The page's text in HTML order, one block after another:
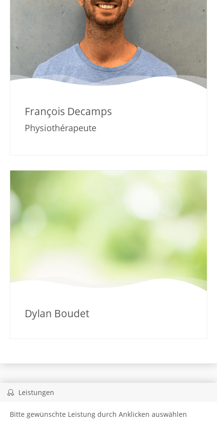
François Decamps
Physiothérapeute
Dylan Boudet
Leistungen
Bitte gewünschte Leistung durch Anklicken auswählen